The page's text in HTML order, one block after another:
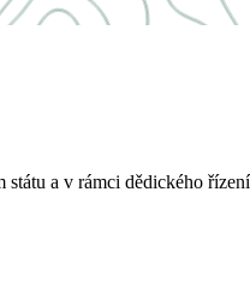
a v rámci dědického